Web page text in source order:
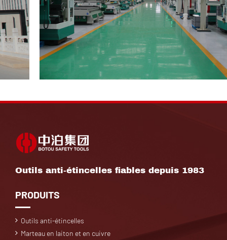
Outils anti-étincelles fiables depuis 1983
PRODUITS
Outils anti-étincelles
Marteau en laiton et en cuivre